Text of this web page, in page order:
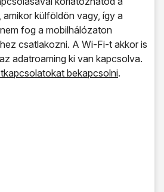
külföldön vagy, így a
fog a mobilhálózaton
csatlakozni. A Wi-Fi-t akkor is
adatroaming ki van kapcsolva.
bekapcsolni.